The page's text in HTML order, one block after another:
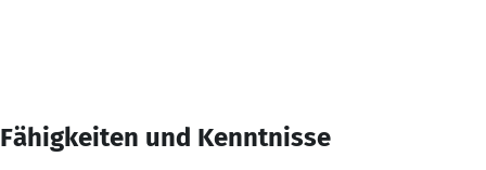
Fähigkeiten und Kenntnisse